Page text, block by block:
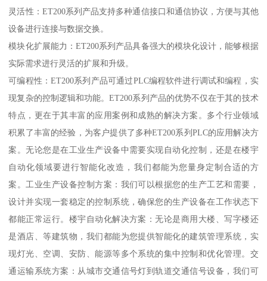
灵活性：ET200系列产品支持多种通信接口和通信协议，方便与其他
设备进行连接与数据交换。
模块化扩展能力：ET200系列产品具备强大的模块化设计，能够根据
实际需求进行灵活的扩展和升级。
可编程性：ET200系列产品可通过PLC编程软件进行调试和编程，实
现复杂的控制逻辑和功能。ET200系列产品的优势不仅在于其的技术
特点，更在于其丰富的应用案例和成熟的解决方案。多个行业领域
积累了丰富的经验，为客户提供了多种ET200系列PLC的应用解决方
案。无论您是在工业生产设备中需要实现自动化控制，还是在楼宇
自动化领域要进行智能化改造，我们都能为您量身定制合适的方
案。工业生产设备控制方案：我们可以根据您的生产工艺和需要，
设计并实现一套稳定的控制系统，确保您的生产设备在工作状态下
都能正常运行。楼宇自动化解决方案：无论是商用大楼、写字楼还
是酒店、等建筑物，我们都能为您提供智能化的建筑管理系统，实
现灯光、空调、安防、能源等多个系统的集中控制和优化管理。交
通运输系统方案：从城市交通信号灯到轨道交通信号设备，我们可